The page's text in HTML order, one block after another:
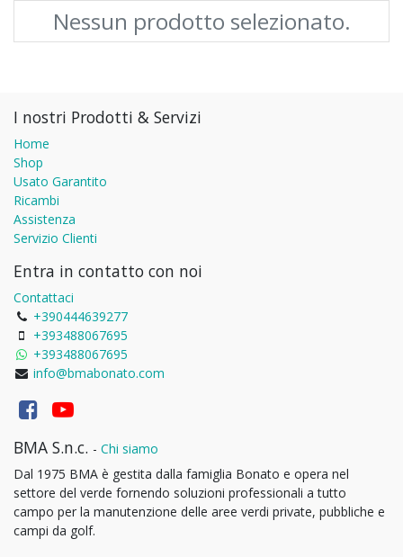
Nessun prodotto selezionato.
I nostri Prodotti & Servizi
Home
Shop
Usato Garantito
Ricambi
Assistenza
Servizio Clienti
Entra in contatto con noi
Contattaci
+390444639277
+393488067695
+393488067695
info@bmabonato.com
BMA S.n.c. - Chi siamo
Dal 1975 BMA è gestita dalla famiglia Bonato e opera nel
settore del verde fornendo soluzioni professionali a tutto
campo per la manutenzione delle aree verdi private, pubbliche e
campi da golf.